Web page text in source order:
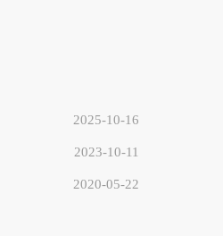
2025-10-16
2023-10-11
2020-05-22